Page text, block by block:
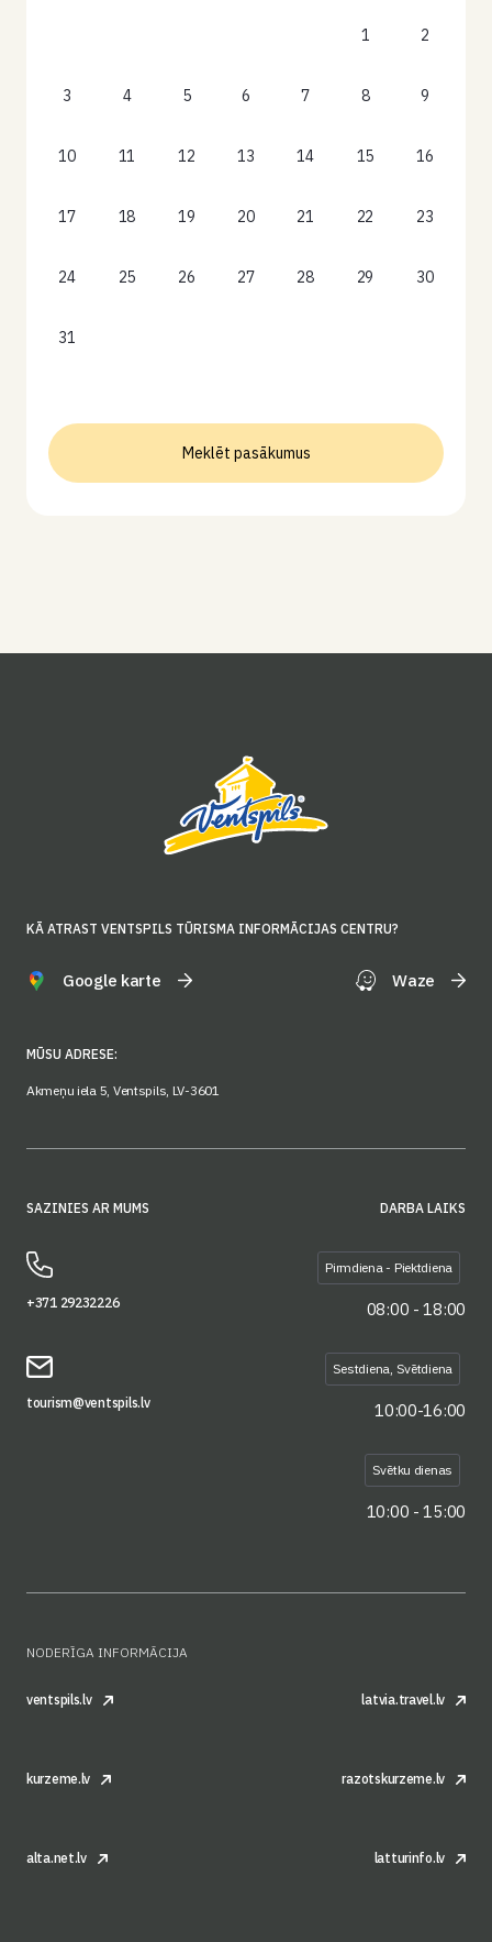
1 2
3 4 5 6 7 8 9
10 11 12 13 14 15 16
17 18 19 20 21 22 23
24 25 26 27 28 29 30
31
Meklēt pasākumus
KĀ ATRAST VENTSPILS TŪRISMA INFORMĀCIJAS CENTRU?
Google karte Waze
MŪSU ADRESE:
Akmeņu iela 5, Ventspils, LV-3601
SAZINIES AR MUMS
+371 29232226
tourism@ventspils.lv
DARBA LAIKS
Pirmdiena - Piektdiena
08:00 - 18:00
Sestdiena, Svētdiena
10:00-16:00
Svētku dienas
10:00 - 15:00
NODERĪGA INFORMĀCIJA
ventspils.lv latvia.travel.lv
kurzeme.lv razotskurzeme.lv
alta.net.lv latturinfo.lv